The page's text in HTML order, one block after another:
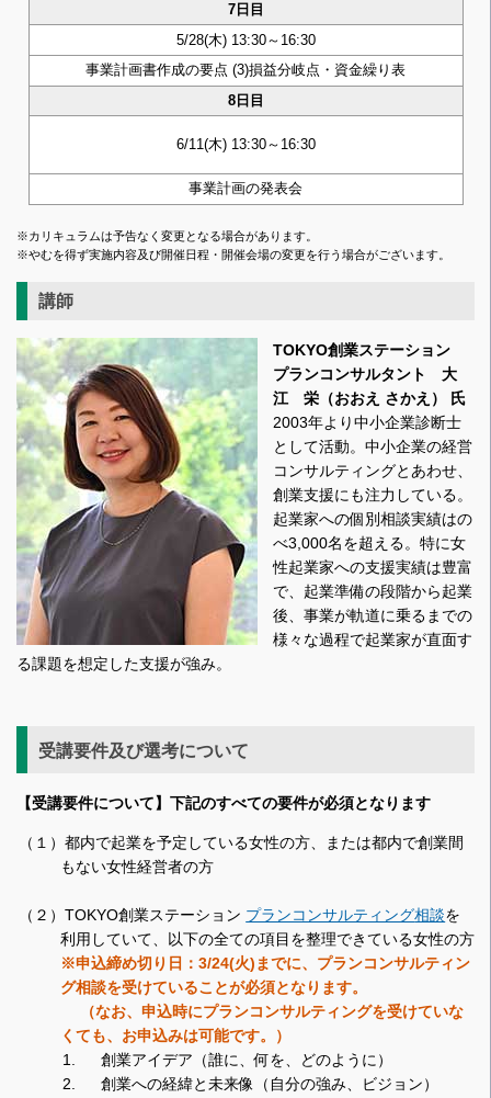
7日目
5/28(木) 13:30～16:30
事業計画書作成の要点 (3)損益分岐点・資金繰り表
8日目
6/11(木) 13:30～16:30
事業計画の発表会
※カリキュラムは予告なく変更となる場合があります。
※やむを得ず実施内容及び開催日程・開催会場の変更を行う場合がございます。
講師
TOKYO創業ステーション
プランコンサルタント 大
江 栄（おおえ さかえ） 氏
2003年より中小企業診断士
として活動。中小企業の経営
コンサルティングとあわせ、
創業支援にも注力している。
起業家への個別相談実績はの
べ3,000名を超える。特に女
性起業家への支援実績は豊富
で、起業準備の段階から起業
後、事業が軌道に乗るまでの
様々な過程で起業家が直面す
る課題を想定した支援が強み。
受講要件及び選考について
【受講要件について】下記のすべての要件が必須となります
（１）都内で起業を予定している女性の方、または都内で創業間
もない女性経営者の方
（２）TOKYO創業ステーション プランコンサルティング相談を
利用していて、以下の全ての項目を整理できている女性の方
※申込締め切り日：3/24(火)までに、プランコンサルティン
グ相談を受けていることが必須となります。
（なお、申込時にプランコンサルティングを受けていな
くても、お申込みは可能です。）
創業アイデア（誰に、何を、どのように）
創業への経緯と未来像（自分の強み、ビジョン）